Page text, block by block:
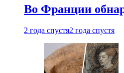
Во Франции
2 года спустя2 года спустя